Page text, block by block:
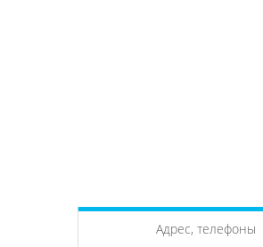
Адрес, телефоны